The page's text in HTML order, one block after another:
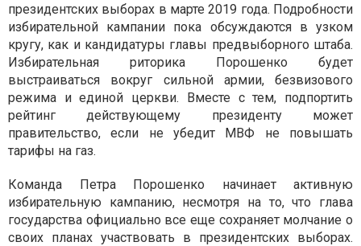
президентских выборах в марте 2019 года. Подробности
избирательной кампании пока обсуждаются в узком
кругу, как и кандидатуры главы предвыборного штаба.
Избирательная риторика Порошенко будет
выстраиваться вокруг сильной армии, безвизового
режима и единой церкви. Вместе с тем, подпортить
рейтинг действующему президенту может
правительство, если не убедит МВФ не повышать
тарифы на газ.
Команда Петра Порошенко начинает активную
избирательную кампанию, несмотря на то, что глава
государства официально все еще сохраняет молчание о
своих планах участвовать в президентских выборах.